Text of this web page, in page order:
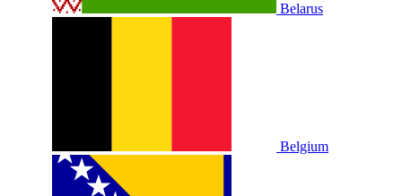
Belarus
Belgium